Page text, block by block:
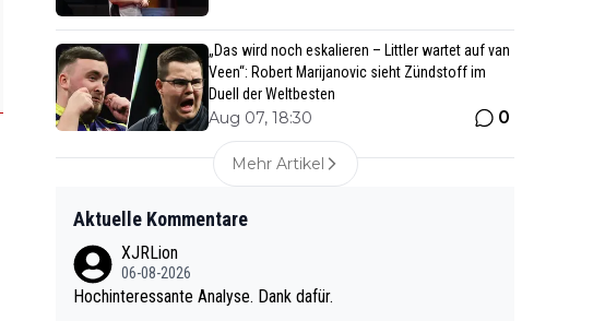
„Das wird noch eskalieren – Littler wartet auf van
Veen“: Robert Marijanovic sieht Zündstoff im
Duell der Weltbesten
Aug 07, 18:30 0
Mehr Artikel
Aktuelle Kommentare
XJRLion
06-08-2026
Hochinteressante Analyse. Dank dafür.